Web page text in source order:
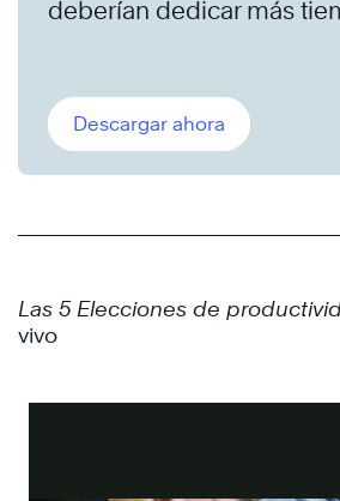
deberían dedicar más
Descargar ahora
Las 5 Elecciones de
vivo